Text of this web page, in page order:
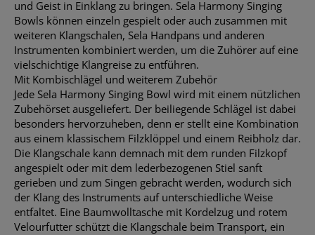
und Geist in Einklang zu bringen. Sela Harmony Singing
Bowls können einzeln gespielt oder auch zusammen mit
weiteren Klangschalen, Sela Handpans und anderen
Instrumenten kombiniert werden, um die Zuhörer auf eine
vielschichtige Klangreise zu entführen.
Mit Kombischlägel und weiterem Zubehör
Jede Sela Harmony Singing Bowl wird mit einem nützlichen
Zubehörset ausgeliefert. Der beiliegende Schlägel ist dabei
besonders hervorzuheben, denn er stellt eine Kombination
aus einem klassischem Filzklöppel und einem Reibholz dar.
Die Klangschale kann demnach mit dem runden Filzkopf
angespielt oder mit dem lederbezogenen Stiel sanft
gerieben und zum Singen gebracht werden, wodurch sich
der Klang des Instruments auf unterschiedliche Weise
entfaltet. Eine Baumwolltasche mit Kordelzug und rotem
Velourfutter schützt die Klangschale beim Transport, ein